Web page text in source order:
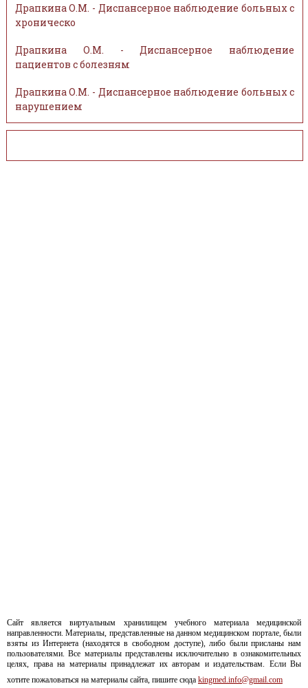
Драпкина О.М. - Диспансерное наблюдение больных с
хроническо
Драпкина О.М. - Диспансерное наблюдение
пациентов с болезням
Драпкина О.М. - Диспансерное наблюдение больных с
нарушением
Сайт является виртуальным хранилищем учебного материала медицинской
направленности. Материалы, представленные на данном медицинском портале, были
взяты из Интернета (находятся в свободном доступе), либо были присланы нам
пользователями. Все материалы представлены исключительно в ознакомительных
целях, права на материалы принадлежат их авторам и издательствам. Если Вы
хотите пожаловаться на материалы сайта, пишите сюда kingmed.info@gmail.com